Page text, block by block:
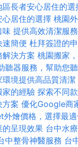
長者安心居住的選
居住的選擇 桃園
味 提供高效清潔服
速簡便 杜拜簽證的
決方案 桃園搬家
聽器服務，幫助您
境提供高品質清潔
家的經驗 探索不同
方案 優化Google商
燴價格，選擇最
的呈現效果 台中水
中整骨神醫服務 台